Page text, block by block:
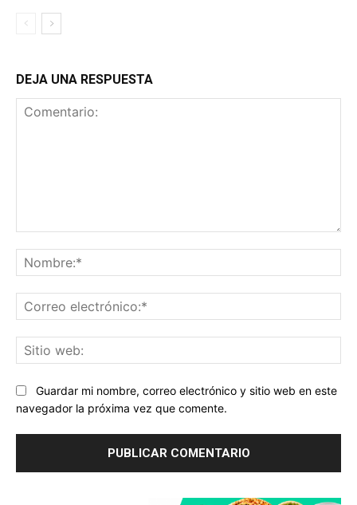
DEJA UNA RESPUESTA
Guardar mi nombre, correo electrónico y sitio web en este
navegador la próxima vez que comente.